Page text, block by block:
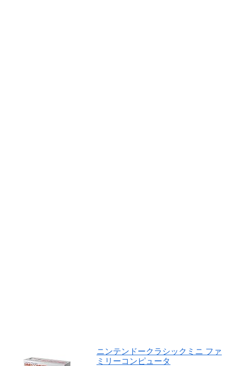
ニンテンドークラシックミニ ファ
ミリーコンピュータ